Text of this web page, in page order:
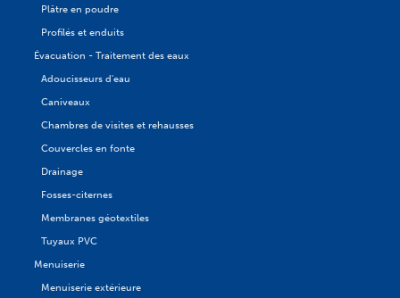
Plâtre en poudre
Profilés et enduits
Évacuation - Traitement des eaux
Adoucisseurs d'eau
Caniveaux
Chambres de visites et rehausses
Couvercles en fonte
Drainage
Fosses-citernes
Membranes géotextiles
Tuyaux PVC
Menuiserie
Menuiserie extérieure